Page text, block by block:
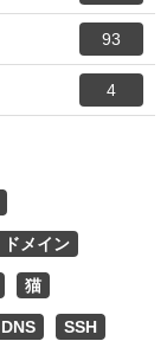
93
4
ドメイン
猫
DNS SSH